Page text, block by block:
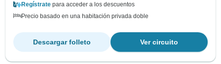
Regístrate para acceder a los descuentos
Precio basado en una habitación privada doble
Ver circuito
Descargar folleto